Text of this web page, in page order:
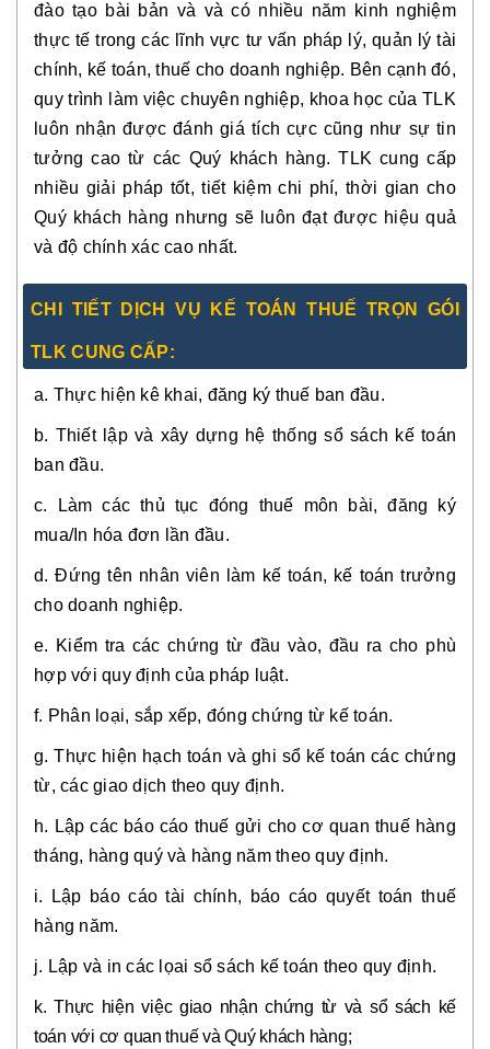
đào tạo bài bản và và có nhiều năm kinh nghiệm
thực tế trong các lĩnh vực tư vấn pháp lý, quản lý tài
chính, kế toán, thuế cho doanh nghiệp. Bên cạnh đó,
quy trình làm việc chuyên nghiệp, khoa học của TLK
luôn nhận được đánh giá tích cực cũng như sự tin
tưởng cao từ các Quý khách hàng. TLK cung cấp
nhiều giải pháp tốt, tiết kiệm chi phí, thời gian cho
Quý khách hàng nhưng sẽ luôn đạt được hiệu quả
và độ chính xác cao nhất.
CHI TIẾT DỊCH VỤ KẾ TOÁN THUẾ TRỌN GÓI
TLK CUNG CẤP:
a. Thực hiện kê khai, đăng ký thuế ban đầu.
b. Thiết lập và xây dựng hệ thống sổ sách kế toán
ban đầu.
c. Làm các thủ tục đóng thuế môn bài, đăng ký
mua/In hóa đơn lần đầu.
d. Đứng tên nhân viên làm kế toán, kế toán trưởng
cho doanh nghiệp.
e. Kiểm tra các chứng từ đầu vào, đầu ra cho phù
hợp với quy định của pháp luật.
f. Phân loại, sắp xếp, đóng chứng từ kế toán.
g. Thực hiện hạch toán và ghi sổ kế toán các chứng
từ, các giao dịch theo quy định.
h. Lập các báo cáo thuế gửi cho cơ quan thuế hàng
tháng, hàng quý và hàng năm theo quy định.
i. Lập báo cáo tài chính, báo cáo quyết toán thuế
hàng năm.
j. Lập và in các lọai sổ sách kế toán theo quy định.
k. Thực hiện việc giao nhận chứng từ và sổ sách kế
toán với cơ quan thuế và Quý khách hàng;